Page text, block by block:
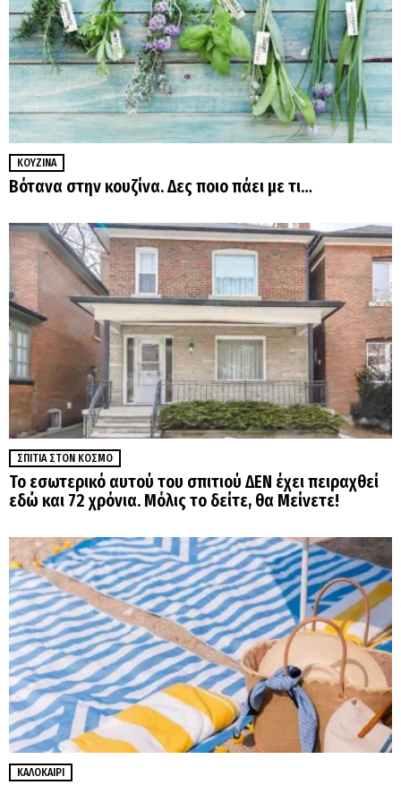
ΚΟΥΖΊΝΑ
Βότανα στην κουζίνα. Δες ποιο πάει με τι…
ΣΠΊΤΙΑ ΣΤΟΝ ΚΌΣΜΟ
Το εσωτερικό αυτού του σπιτιού ΔΕΝ έχει πειραχθεί
εδώ και 72 χρόνια. Μόλις το δείτε, θα Μείνετε!
ΚΑΛΟΚΑΊΡΙ